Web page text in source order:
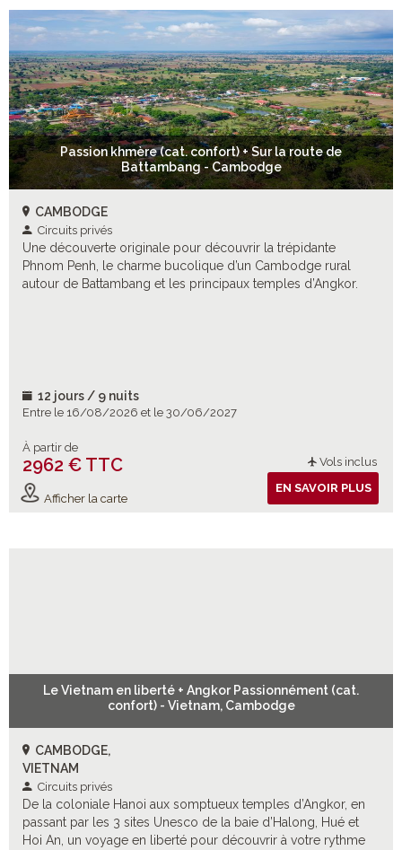
Passion khmère (cat. confort) + Sur la route de
Battambang - Cambodge
CAMBODGE
Circuits privés
Une découverte originale pour découvrir la trépidante
Phnom Penh, le charme bucolique d’un Cambodge rural
autour de Battambang et les principaux temples d’Angkor.
12 jours / 9 nuits
Entre le 16/08/2026 et le 30/06/2027
À partir de
2962 € TTC Vols inclus
Afficher la carte
EN SAVOIR PLUS
Le Vietnam en liberté + Angkor Passionnément (cat.
confort) - Vietnam, Cambodge
CAMBODGE,
VIETNAM
Circuits privés
De la coloniale Hanoi aux somptueux temples d’Angkor, en
passant par les 3 sites Unesco de la baie d’Halong, Hué et
Hoi An, un voyage en liberté pour découvrir à votre rythme